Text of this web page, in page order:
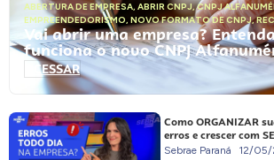
ABERTURA DE EMPRESA, ABRIR CNPJ,CNPJ
EMPREENDEDORISMO, NOVO FORMATO DE CNPJ,
Vai abrir uma empresa?
funciona o novo CNPJ
ACESSAR
Como ORGANIZAR
erros e crescer com
Sebrae Paraná 12/